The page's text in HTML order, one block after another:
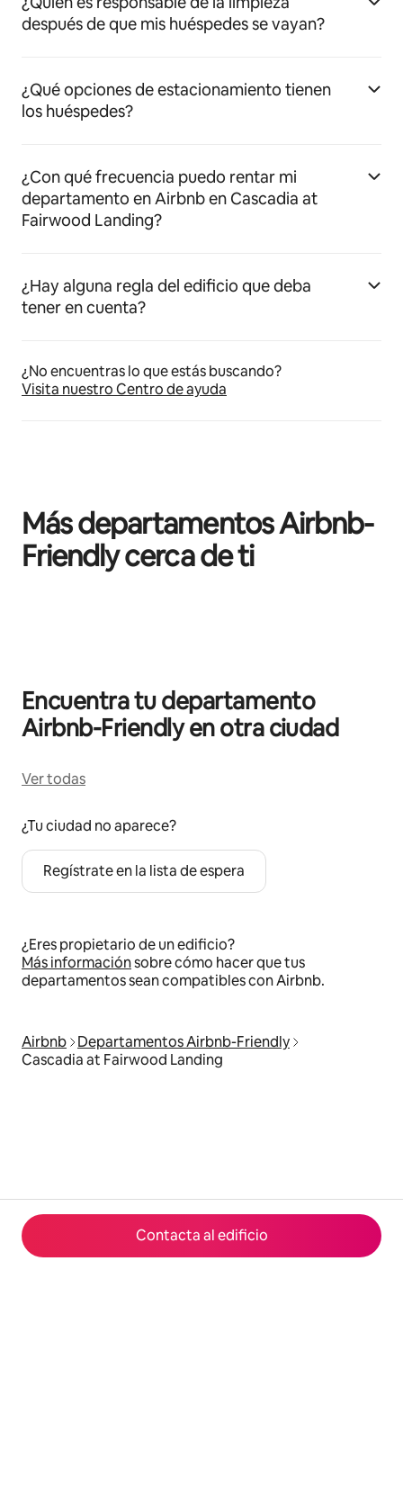
Contacta al edificio
después de que mis huéspedes se vayan?
¿Qué opciones de estacionamiento tienen
los huéspedes?
¿Con qué frecuencia puedo rentar mi
departamento en Airbnb en Cascadia at
Fairwood Landing?
¿Hay alguna regla del edificio que deba
tener en cuenta?
¿No encuentras lo que estás buscando?
Visita nuestro Centro de ayuda
Más departamentos Airbnb-
Friendly cerca de ti
Encuentra tu departamento
Airbnb-Friendly en otra ciudad
Ver todas
¿Tu ciudad no aparece?
Regístrate en la lista de espera
¿Eres propietario de un edificio?
Más informaciónsobre cómo hacer que tus
departamentos sean compatibles con Airbnb.
Airbnb
Departamentos Airbnb-Friendly
Cascadia at Fairwood Landing